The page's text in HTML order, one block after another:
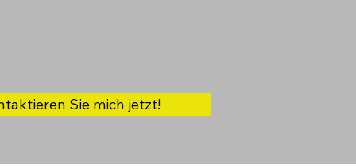
Sie mich jetzt!